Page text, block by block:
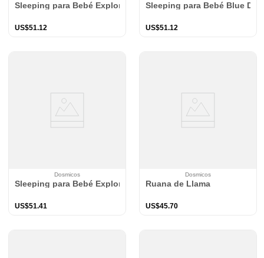
Sleeping para Bebé Explorador Azul TOG 0.5
US$51.12
Sleeping para Bebé Blue
US$51.12
Dosmicos
Sleeping para Bebé Explorador Camel TOG 0.5
US$51.41
Dosmicos
Ruana de Llama
US$45.70